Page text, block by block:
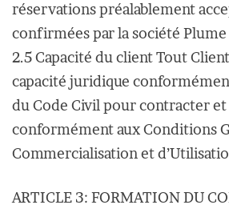
réservations préalablement
confirmées par la société
2.5 Capacité du client Tout
capacité juridique
du Code Civil pour contracter
conformément aux Conditions
Commercialisation et
ARTICLE 3: FORMATION DU